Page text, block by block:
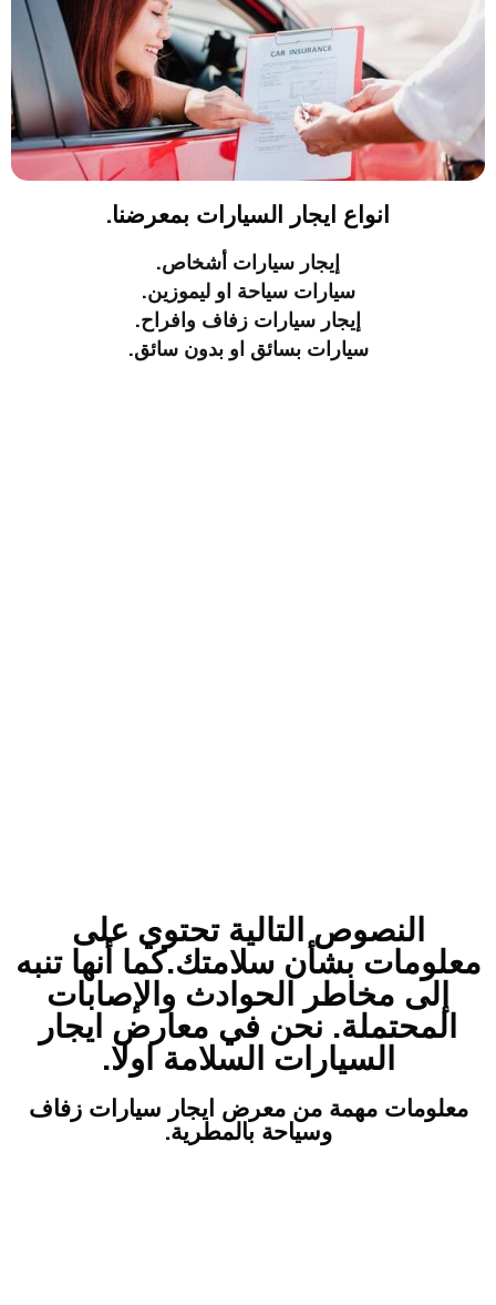
انواع ايجار السيارات بمعرضنا.
إيجار سيارات أشخاص.
سيارات سياحة او ليموزين.
إيجار سيارات زفاف وافراح.
سيارات بسائق او بدون سائق.
النصوص التالية تحتوي على
معلومات بشأن سلامتك.كما أنها تنبه
إلى مخاطر الحوادث والإصابات
المحتملة. نحن في معارض ايجار
السيارات السلامة اولا.
معلومات مهمة من معرض ايجار سيارات زفاف
وسياحة بالمطرية.